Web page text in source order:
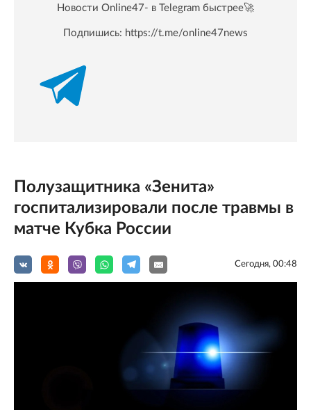
Новости Online47- в Telegram быстрее🚀
Подпишись: https://t.me/online47news
Полузащитника «Зенита»
госпитализировали после травмы в
матче Кубка России
Сегодня, 00:48